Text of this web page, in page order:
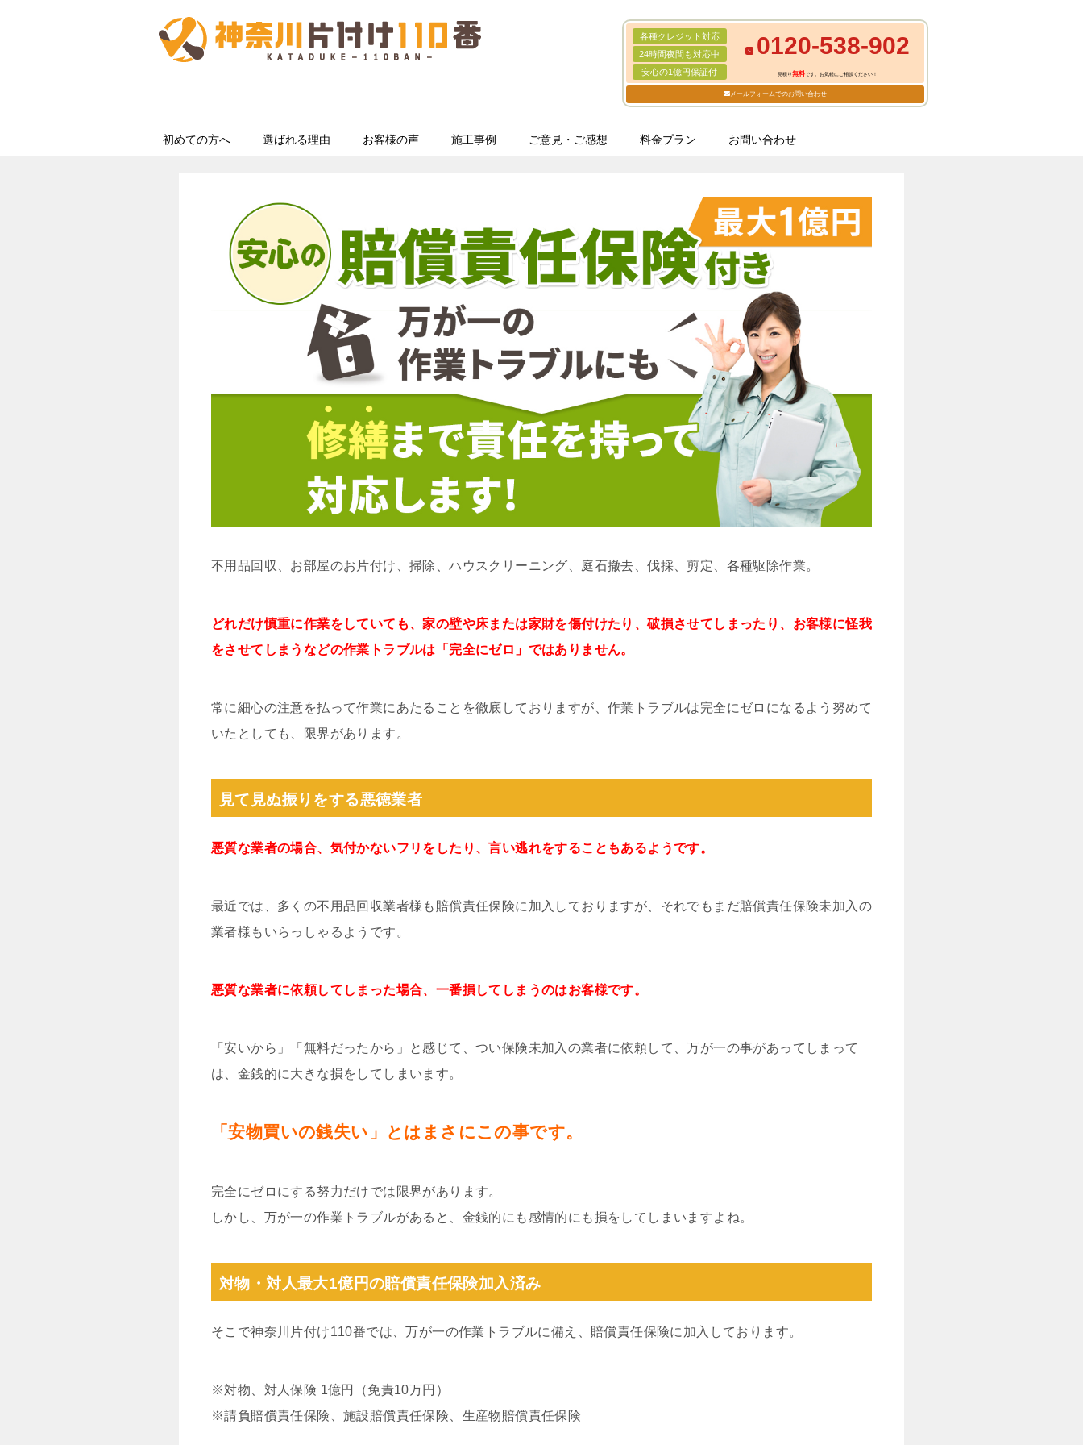
各種クレジット対応
24時間夜間も対応中
安心の1億円保証付
0120-538-902
見積り無料です。お気軽にご相談ください！
メールフォームでのお問い合わせ
初めての方へ 選ばれる理由 お客様の声 施工事例 ご意見・ご感想 料金プラン お問い合わせ
不用品回収、お部屋のお片付け、掃除、ハウスクリーニング、庭石撤去、伐採、剪定、各種駆除作業。
どれだけ慎重に作業をしていても、家の壁や床または家財を傷付けたり、破損させてしまったり、お客様に怪我
をさせてしまうなどの作業トラブルは「完全にゼロ」ではありません。
常に細心の注意を払って作業にあたることを徹底しておりますが、作業トラブルは完全にゼロになるよう努めて
いたとしても、限界があります。
見て見ぬ振りをする悪徳業者
悪質な業者の場合、気付かないフリをしたり、言い逃れをすることもあるようです。
最近では、多くの不用品回収業者様も賠償責任保険に加入しておりますが、それでもまだ賠償責任保険未加入の
業者様もいらっしゃるようです。
悪質な業者に依頼してしまった場合、一番損してしまうのはお客様です。
「安いから」「無料だったから」と感じて、つい保険未加入の業者に依頼して、万が一の事があってしまって
は、金銭的に大きな損をしてしまいます。
「安物買いの銭失い」とはまさにこの事です。
完全にゼロにする努力だけでは限界があります。
しかし、万が一の作業トラブルがあると、金銭的にも感情的にも損をしてしまいますよね。
対物・対人最大1億円の賠償責任保険加入済み
そこで神奈川片付け110番では、万が一の作業トラブルに備え、賠償責任保険に加入しております。
※対物、対人保険 1億円（免責10万円）
※請負賠償責任保険、施設賠償責任保険、生産物賠償責任保険